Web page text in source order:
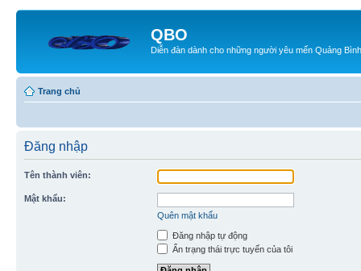
QBO
Diễn đàn dành cho những người yêu mến Quảng Bình
Trang chủ
Đăng nhập
Tên thành viên:
Mật khẩu:
Quên mật khẩu
Đăng nhập tự động
Ẩn trạng thái trực tuyến của tôi